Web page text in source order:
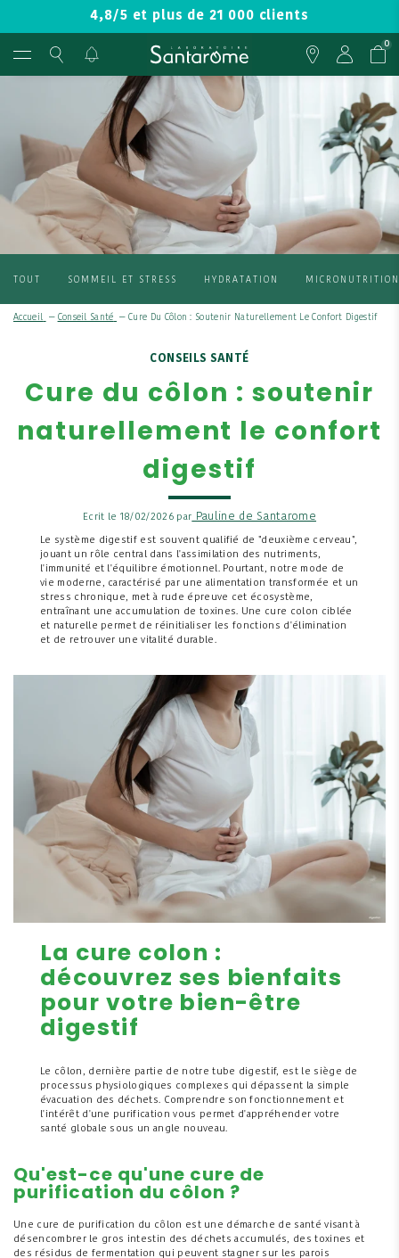
4,8/5 et plus de 21 000 clients
0
TOUT SOMMEIL ET STRESS HYDRATATION MICRONUTRITION
Accueil — Conseil Santé —Cure Du Côlon : Soutenir Naturellement Le Confort Digestif
CONSEILS SANTÉ
Cure du côlon : soutenir
naturellement le confort
digestif
Ecrit le 18/02/2026 par Pauline de Santarome
Le système digestif est souvent qualifié de "deuxième cerveau",
jouant un rôle central dans l'assimilation des nutriments,
l'immunité et l'équilibre émotionnel. Pourtant, notre mode de
vie moderne, caractérisé par une alimentation transformée et un
stress chronique, met à rude épreuve cet écosystème,
entraînant une accumulation de toxines. Une cure colon ciblée
et naturelle permet de réinitialiser les fonctions d'élimination
et de retrouver une vitalité durable.
La cure colon :
découvrez ses bienfaits
pour votre bien-être
digestif
Le côlon, dernière partie de notre tube digestif, est le siège de
processus physiologiques complexes qui dépassent la simple
évacuation des déchets. Comprendre son fonctionnement et
l'intérêt d'une purification vous permet d'appréhender votre
santé globale sous un angle nouveau.
Qu'est-ce qu'une cure de
purification du côlon ?
Une cure de purification du côlon est une démarche de santé visant à
désencombrer le gros intestin des déchets accumulés, des toxines et
des résidus de fermentation qui peuvent stagner sur les parois